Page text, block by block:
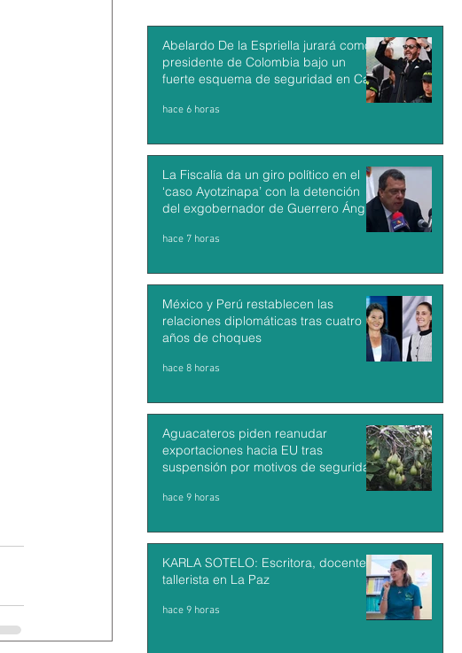
Abelardo De la Espriella jurará como
presidente de Colombia bajo un
fuerte esquema de seguridad en Cali
hace 6 horas
La Fiscalía da un giro político en el
‘caso Ayotzinapa’ con la detención
del exgobernador de Guerrero Ángel
hace 7 horas
México y Perú restablecen las
relaciones diplomáticas tras cuatro
años de choques
hace 8 horas
Aguacateros piden reanudar
exportaciones hacia EU tras
suspensión por motivos de seguridad
hace 9 horas
KARLA SOTELO: Escritora, docente y
tallerista en La Paz
hace 9 horas